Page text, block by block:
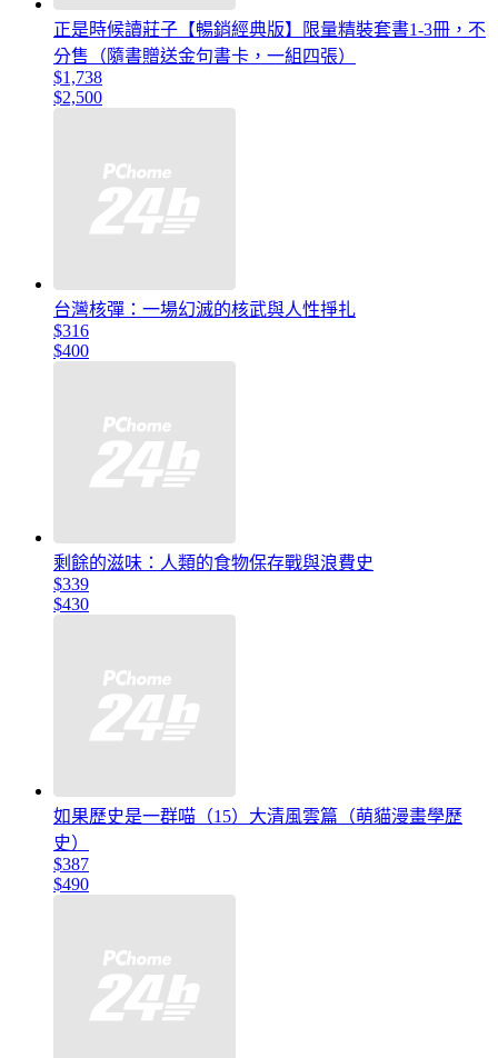
正是時候讀莊子【暢銷經典版】限量精裝套書1-3冊，不
分售（隨書贈送金句書卡，一組四張）
$1,738
$2,500
台灣核彈：一場幻滅的核武與人性掙扎
$316
$400
剩餘的滋味：人類的食物保存戰與浪費史
$339
$430
如果歷史是一群喵（15）大清風雲篇（萌貓漫畫學歷
史）
$387
$490